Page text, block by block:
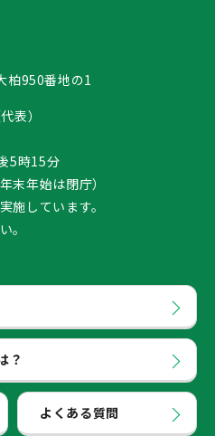
950番地の1
表）
5時15分
末年始は閉庁）
施しています。
。
？
よくある質問